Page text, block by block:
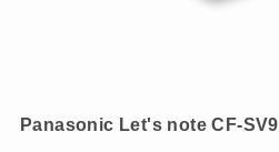
Panasonic Let's note CF-SV9